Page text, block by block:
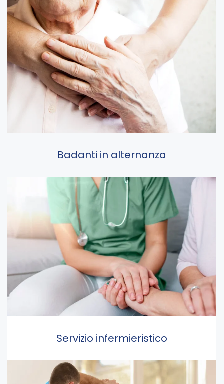
Badanti in alternanza
Servizio infermieristico